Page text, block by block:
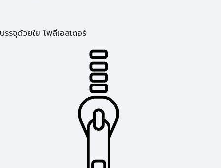
บรรจุด้วยใย โพลีเอสเตอร์